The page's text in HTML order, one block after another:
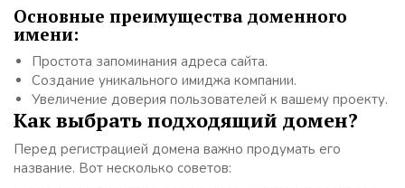
Основные преимущества доменного
имени:
Простота запоминания адреса сайта.
Создание уникального имиджа компании.
Увеличение доверия пользователей к вашему проекту.
Как выбрать подходящий домен?
Перед регистрацией домена важно продумать его
название. Вот несколько советов: